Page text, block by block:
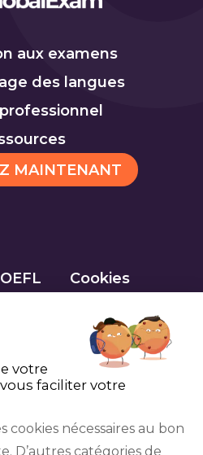
aux examens
des langues
MAINTENANT
Cookies
votre
faciliter votre
cookies nécessaires au bon
D’autres catégories de